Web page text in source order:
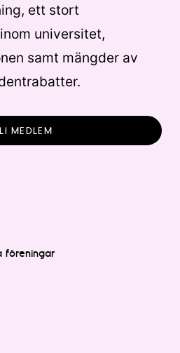
ett stort
universitet,
samt mängder av
MEDLEM
föreningar